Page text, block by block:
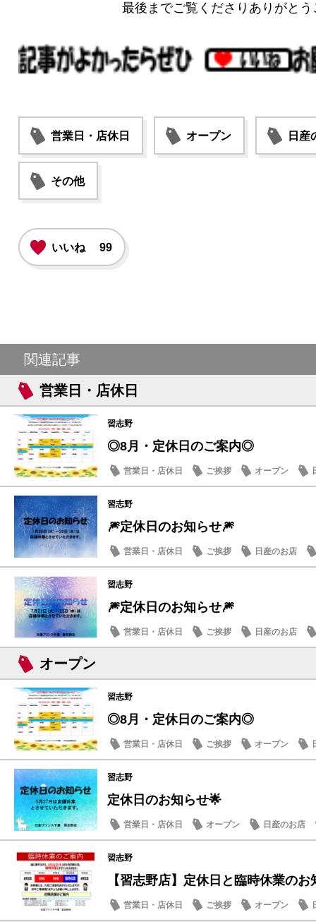
最後までご覧くださりありがと
営業日・店休日 オープン 日産
その他
いいね 99
関連記事
営業日・店休日
習志野
◎8月・定休日のご案内◎
営業日・店休日 ご挨拶 オープン
習志野
🎆定休日のお知らせ🎆
営業日・店休日 ご挨拶 日産のお店
習志野
🎆定休日のお知らせ🎆
営業日・店休日 ご挨拶 日産のお店
オープン
習志野
◎8月・定休日のご案内◎
営業日・店休日 ご挨拶 オープン
習志野
定休日のお知らせ🌟
営業日・店休日 オープン 日産のお店
習志野
【習志野店】定休日と臨時休業のお
営業日・店休日 ご挨拶 オープン